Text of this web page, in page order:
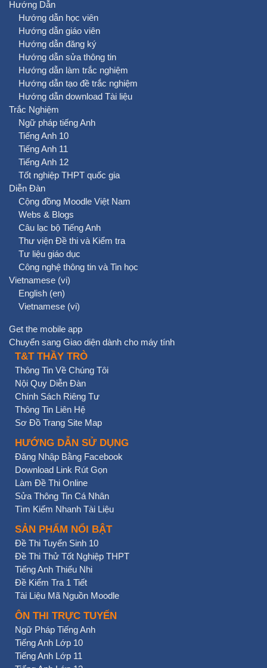
Hướng Dẫn
Hướng dẫn học viên
Hướng dẫn giáo viên
Hướng dẫn đăng ký
Hướng dẫn sửa thông tin
Hướng dẫn làm trắc nghiệm
Hướng dẫn tạo đề trắc nghiệm
Hướng dẫn download Tài liệu
Trắc Nghiệm
Ngữ pháp tiếng Anh
Tiếng Anh 10
Tiếng Anh 11
Tiếng Anh 12
Tốt nghiệp THPT quốc gia
Diễn Đàn
Cộng đồng Moodle Việt Nam
Webs & Blogs
Câu lạc bộ Tiếng Anh
Thư viện Đề thi và Kiểm tra
Tư liệu giáo dục
Công nghệ thông tin và Tin học
Vietnamese ‎(vi)‎
English ‎(en)‎
Vietnamese ‎(vi)‎
Get the mobile app
Chuyển sang Giao diện dành cho máy tính
T&T THẦY TRÒ
Thông Tin Về Chúng Tôi
Nội Quy Diễn Đàn
Chính Sách Riêng Tư
Thông Tin Liên Hệ
Sơ Đồ Trang Site Map
HƯỚNG DẪN SỬ DỤNG
Đăng Nhập Bằng Facebook
Download Link Rút Gọn
Làm Đề Thi Online
Sửa Thông Tin Cá Nhân
Tìm Kiếm Nhanh Tài Liệu
SẢN PHẨM NỔI BẬT
Đề Thi Tuyển Sinh 10
Đề Thi Thử Tốt Nghiệp THPT
Tiếng Anh Thiếu Nhi
Đề Kiểm Tra 1 Tiết
Tài Liệu Mã Nguồn Moodle
ÔN THI TRỰC TUYẾN
Ngữ Pháp Tiếng Anh
Tiếng Anh Lớp 10
Tiếng Anh Lớp 11